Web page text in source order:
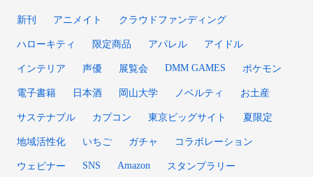
新刊 アニメイト クラウドファンディング
ハローキティ 限定商品 アパレル アイドル
インテリア 声優 展覧会 DMM GAMES ポケモン
電子書籍 日本酒 岡山大学 ノベルティ お土産
サステナブル カプコン 東京ビッグサイト 夏限定
地域活性化 いちご ガチャ コラボレーション
ウェビナー SNS Amazon スタンプラリー